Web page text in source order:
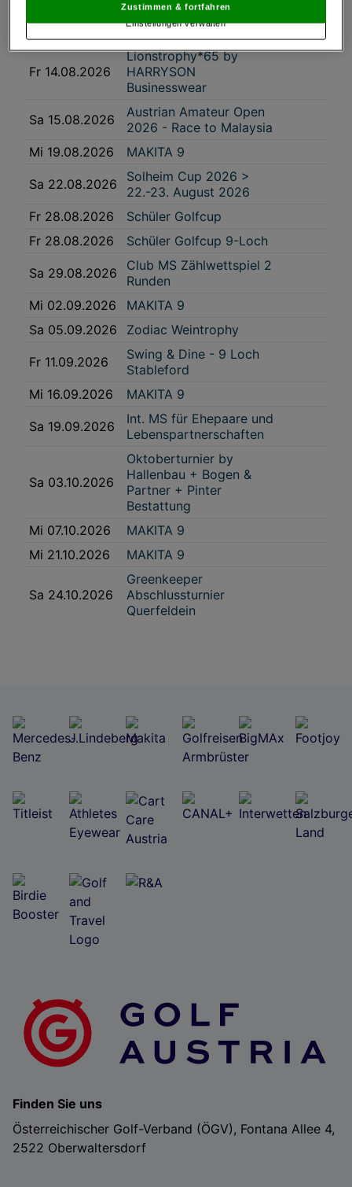
Mi 12.08.2026
Frauenthal
Fr 14.08.2026
Lionstrophy*65 by
HARRYSON
Businesswear
Sa 15.08.2026
Austrian Amateur Open
2026 - Race to Malaysia
Mi 19.08.2026
MAKITA 9
Sa 22.08.2026
Solheim Cup 2026 >
22.-23. August 2026
Fr 28.08.2026
Schüler Golfcup
Fr 28.08.2026
Schüler Golfcup 9-Loch
Sa 29.08.2026
Club MS Zählwettspiel 2
Runden
Mi 02.09.2026
MAKITA 9
Sa 05.09.2026
Zodiac Weintrophy
Fr 11.09.2026
Swing & Dine - 9 Loch
Stableford
Mi 16.09.2026
MAKITA 9
Sa 19.09.2026
Int. MS für Ehepaare und
Lebenspartnerschaften
Sa 03.10.2026
Oktoberturnier by
Hallenbau + Bogen &
Partner + Pinter
Bestattung
Mi 07.10.2026
MAKITA 9
Mi 21.10.2026
MAKITA 9
Sa 24.10.2026
Greenkeeper
Abschlussturnier
Querfeldein
Finden Sie uns
Österreichischer Golf-Verband (ÖGV), Fontana Allee 4,
2522 Oberwaltersdorf
angemessenes Datenschutzniveau bescheinigt.Es besteht insbesondere
das Risiko, dass Ihre Daten dem Zugriff durch US-Behörden zu Kontroll- und
Überwachungszwecken unterliegen und dagegen keine wirksamen
Rechtsbehelfe zur Verfügung stehen.
Mit Klick auf „Zustimmen & fortfahren“ willigen Sie in die Verwendung
von unseren Cookies und auch von Drittanbietern (auch aus USA) ein.
In den Einstellungen können Sie jederzeit Ihre Präferenzen verwalten und
Widerspruch gegen die Verarbeitung auf der Grundlage berechtigter
Interessen einlegen. Klicken Sie dazu auf „Cookie Einstellungen“, die sich auf
jeder Seite unten im Footer befinden.
Impressum
Wir und unsere Partner verarbeiten Daten, um
Folgendes bereitzustellen:
Verwendung genauer Standortdaten. Endgeräteeigenschaften zur Identifikation
aktiv abfragen. Speichern von oder Zugriff auf Informationen auf einem
Endgerät. Personalisierte Werbung und Inhalte, Messung von Werbeleistung
und Verbesserung von Angeboten.
Liste der Partner (Lieferanten)
Einstellungen verwalten
Zustimmen & fortfahren